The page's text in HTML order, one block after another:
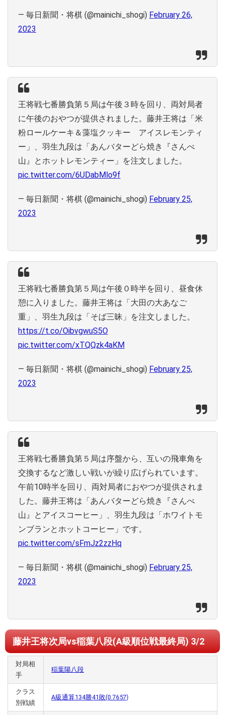
— 毎日新聞・将棋 (@mainichi_shogi) February 26,
2023
王将戦七番勝負第５局は午後３時を回り、両対局者
に午後のおやつが提供されました。藤井王将は「米
粉ロールケーキ＆藻塩クッキー アイスレモンティ
ー」、羽生九段は「あんバターどら焼き『さんべ
山』とホットレモンティー」を注文しました。
pic.twitter.com/6UDabMlo9f
— 毎日新聞・将棋 (@mainichi_shogi) February 25,
2023
王将戦七番勝負第５局は午後０時半を回り、昼食休
憩に入りました。藤井王将は「大田の大あなご
重」、羽生九段は「そば三昧」を注文しました。
https://t.co/OibvgwuS5O
pic.twitter.com/xTQQzk4aKM
— 毎日新聞・将棋 (@mainichi_shogi) February 25,
2023
王将戦七番勝負第５局は序盤から、互いの飛車角を
交換するなど激しい戦いが繰り広げられています。
午前10時半を回り、両対局者におやつが提供されま
した。藤井王将は「あんバターどら焼き『さんべ
山』とアイスコーヒー」、羽生九段は「ホワイトモ
ンブランとホットコーヒー」です。
pic.twitter.com/sFmJz2zzHq
— 毎日新聞・将棋 (@mainichi_shogi) February 25,
2023
藤井王将次局vs稲葉八段(A級順位戦最終局) 3/2
対局相
手
稲葉陽八段
クラス
別戦績
A級通算134勝41敗(0.7657)